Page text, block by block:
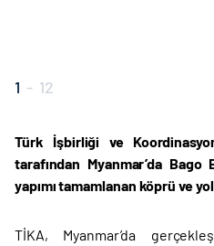
1 - 12
Türk İşbirliği ve
tarafından Myanmar’da
yapımı tamamlanan köprü ve
TİKA, Myanmar’da